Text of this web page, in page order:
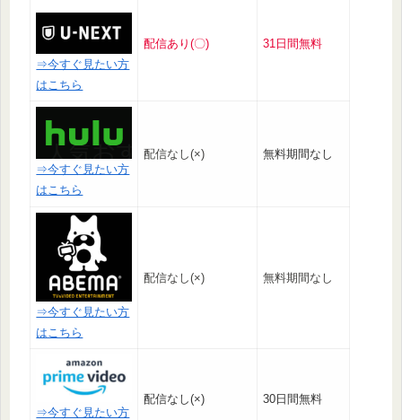
⇒今すぐ見たい方
はこちら
配信あり(〇) 31日間無料
⇒今すぐ見たい方
はこちら
配信なし(×) 無料期間なし
⇒今すぐ見たい方
はこちら
配信なし(×) 無料期間なし
⇒今すぐ見たい方
配信なし(×) 30日間無料